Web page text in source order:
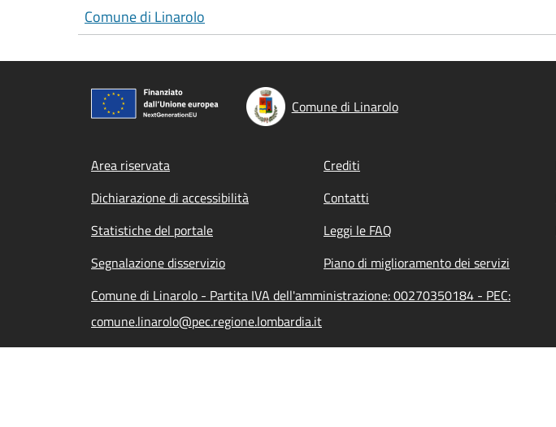
Comune di Linarolo
Comune di Linarolo
Footer menu
Area riservata Crediti
Dichiarazione di accessibilità
Contatti
Statistiche del portale
Leggi le FAQ
Segnalazione disservizio
Piano di miglioramento dei servizi
Comune di Linarolo - Partita IVA dell'amministrazione: 00270350184 - PEC:
comune.linarolo@pec.regione.lombardia.it